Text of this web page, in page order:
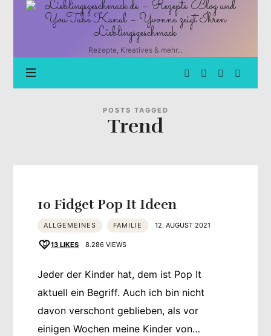
Lieblingsgeschmack.de
Rezepte
und
YouTube
Kanal
Rezepte, Kreatives & mehr...
POSTS TAGGED
Trend
10 Fidget Pop It Ideen
ALLGEMEINES FAMILIE 12. AUGUST 2021
13 LIKES 8.286 VIEWS
Jeder der Kinder hat, dem ist Pop It
aktuell ein Begriff. Auch ich bin nicht
davon verschont geblieben, als vor
einigen Wochen meine Kinder von…